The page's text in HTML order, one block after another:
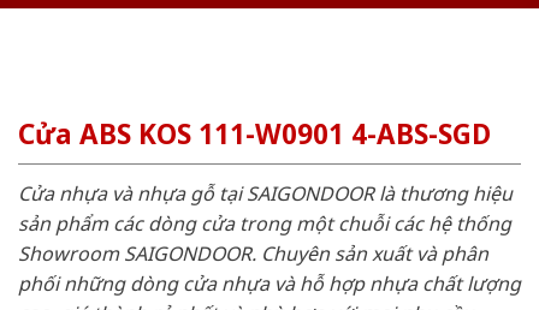
Cửa ABS KOS 111-W0901 4-ABS-SGD
Cửa nhựa và nhựa gỗ tại SAIGONDOOR là thương hiệu
sản phẩm các dòng cửa trong một chuỗi các hệ thống
Showroom SAIGONDOOR. Chuyên sản xuất và phân
phối những dòng cửa nhựa và hỗ hợp nhựa chất lượng